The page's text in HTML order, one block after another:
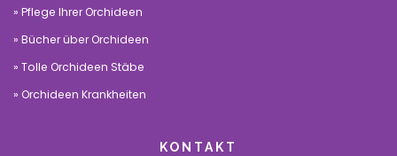
Pflege Ihrer Orchideen
Bücher über Orchideen
Tolle Orchideen Stäbe
Orchideen Krankheiten
KONTAKT